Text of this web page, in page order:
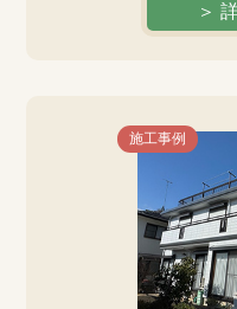
＞
施工事例